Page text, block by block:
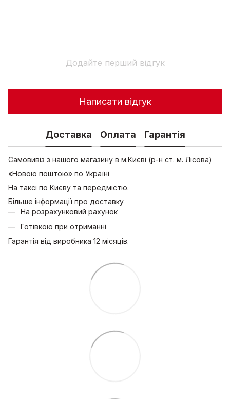
Додайте перший відгук
Написати відгук
Доставка Оплата Гарантія
Самовивіз з нашого магазину в м.Києві (р-н ст. м. Лісова)
«Новою поштою» по Україні
На таксі по Києву та передмістю.
Більше інформації про доставку
На розрахунковий рахунок
Готівкою при отриманні
Гарантія від виробника 12 місяців.